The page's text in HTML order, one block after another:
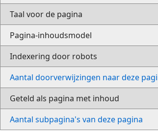
Taal voor de pagina
Pagina-inhoudsmodel
Indexering door robots
Aantal doorverwijzingen naar deze
Geteld als pagina met inhoud
Aantal subpagina's van deze pagina